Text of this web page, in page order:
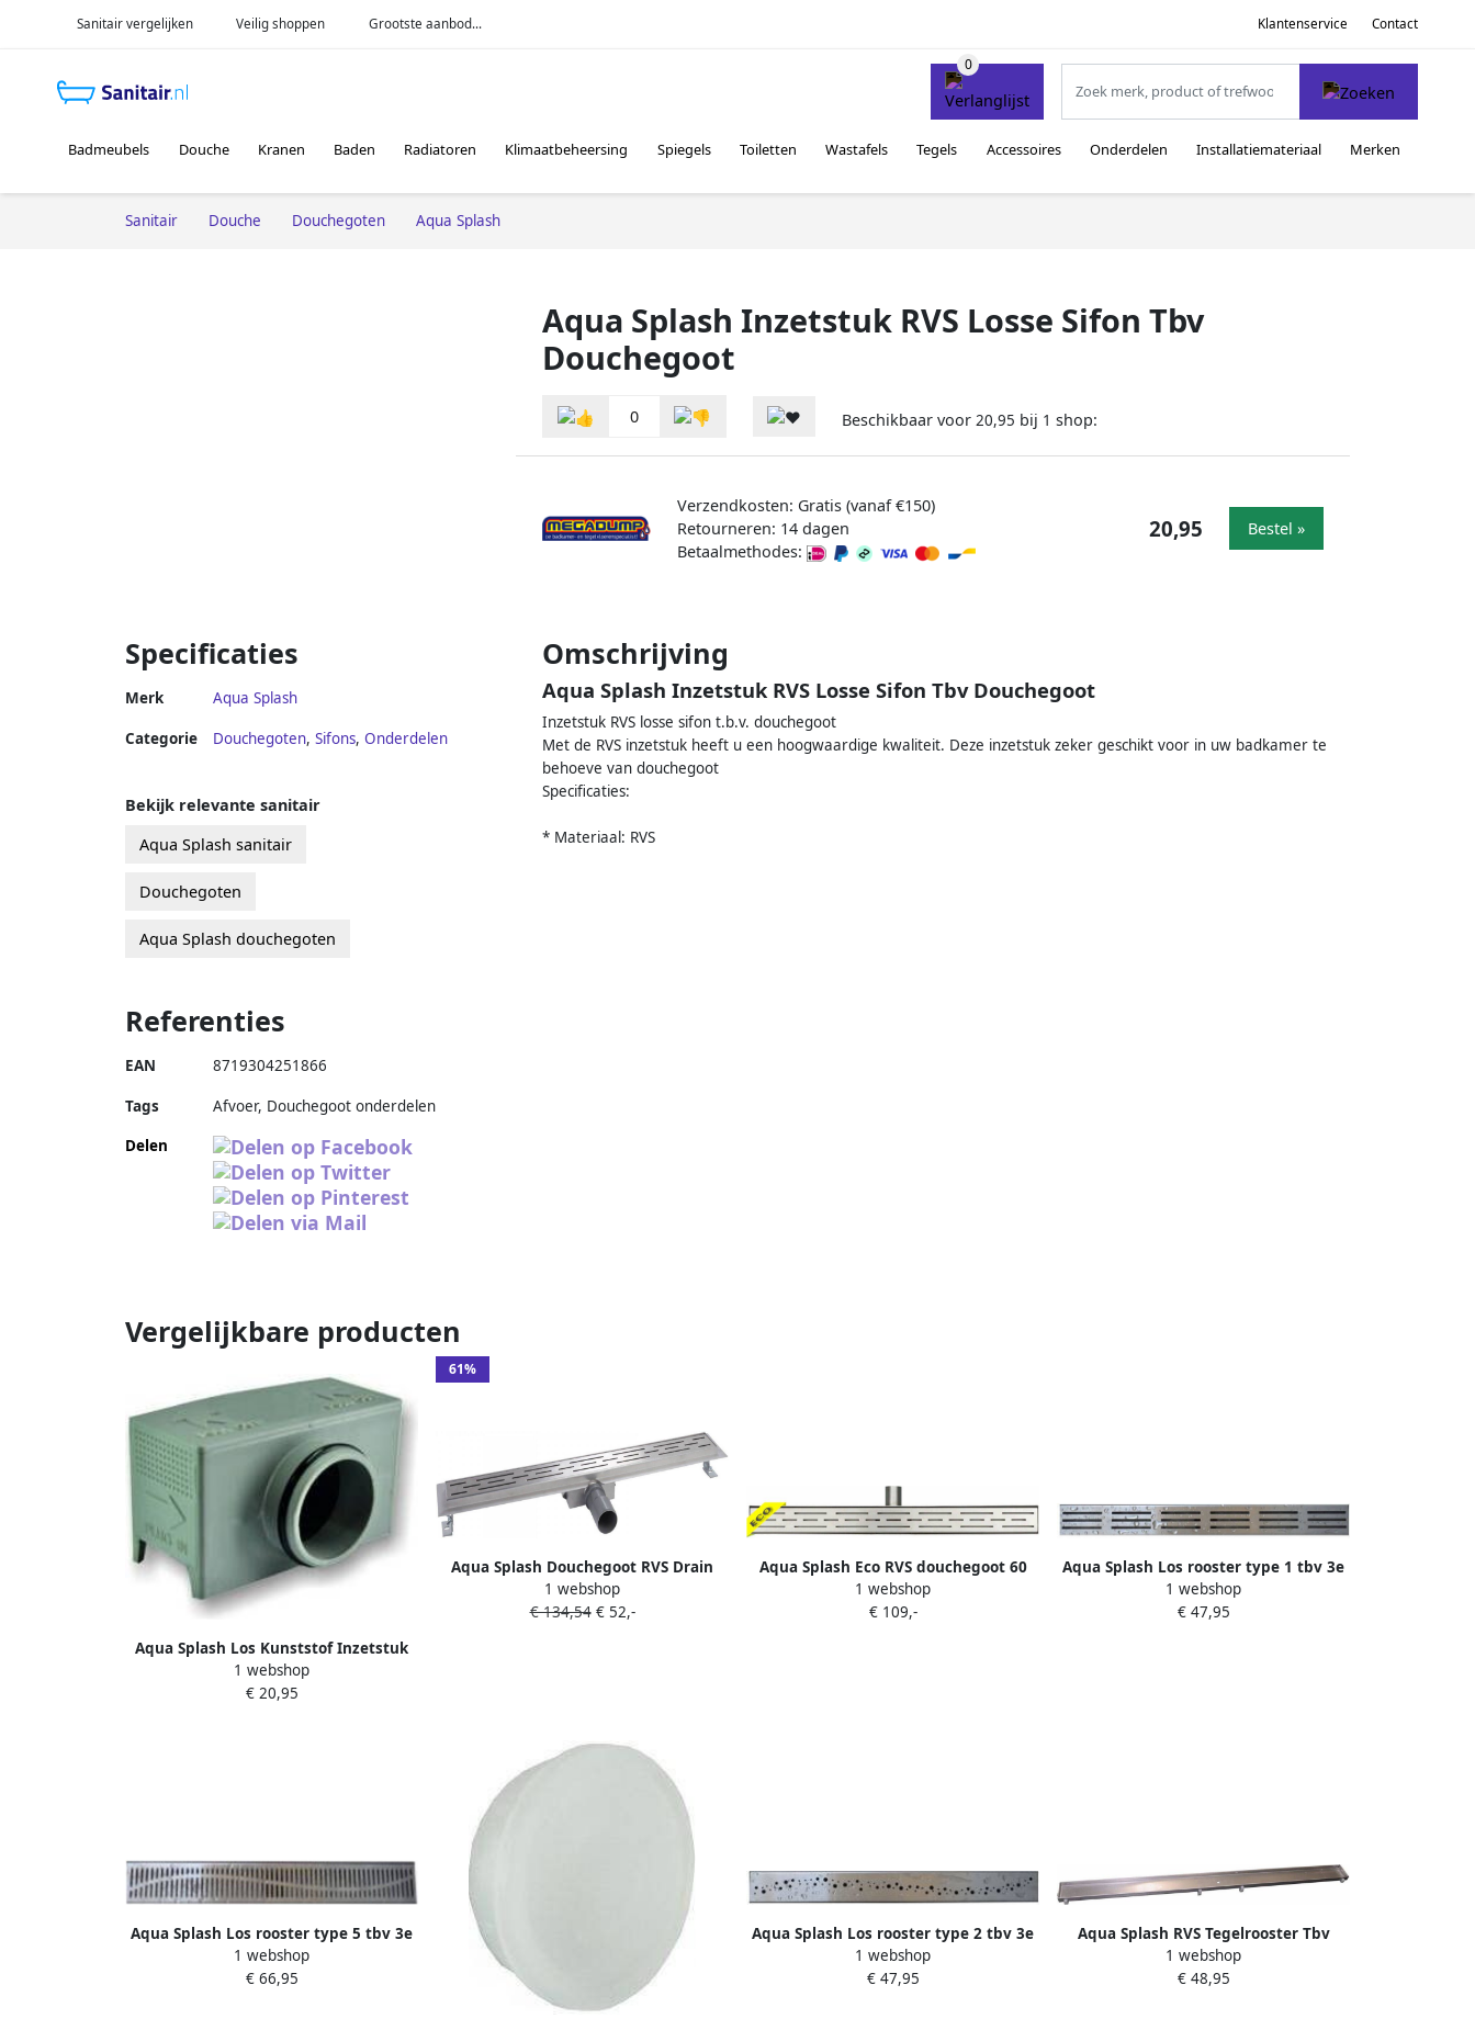
Sanitair vergelijken Veilig shoppen Grootste aanbod... Klantenservice Contact
Badmeubels Douche Kranen Baden Radiatoren Klimaatbeheersing Spiegels Toiletten Wastafels Tegels Accessoires Onderdelen Installatiemateriaal Merken
Sanitair Douche Douchegoten Aqua Splash
Aqua Splash Inzetstuk RVS Losse Sifon Tbv
Douchegoot
0 Beschikbaar voor 20,95 bij 1 shop:
Verzendkosten: Gratis (vanaf €150)
Retourneren: 14 dagen
Betaalmethodes:
20,95 Bestel »
Specificaties
Merk Aqua Splash
Categorie Douchegoten, Sifons, Onderdelen
Omschrijving
Aqua Splash Inzetstuk RVS Losse Sifon Tbv Douchegoot
Inzetstuk RVS losse sifon t.b.v. douchegoot
Met de RVS inzetstuk heeft u een hoogwaardige kwaliteit. Deze inzetstuk zeker geschikt voor in uw badkamer te
behoeve van douchegoot
Specificaties:
* Materiaal: RVS
Bekijk relevante sanitair
Aqua Splash sanitair
Douchegoten
Aqua Splash douchegoten
Referenties
EAN 8719304251866
Tags
Afvoer, Douchegoot onderdelen
Delen
Vergelijkbare producten
Aqua Splash Los Kunststof Inzetstuk
Sifon 3E Generatie Douchegoot
1 webshop
€ 20,95
61%
Aqua Splash Douchegoot RVS Drain
met los sifon en DESIGN rooster 7 cm
breed Douchegoot 20 cm
1 webshop
€ 134,54€ 52,-
Aqua Splash Eco RVS douchegoot 60
cm
1 webshop
€ 109,-
Aqua Splash Los rooster type 1 tbv 3e
gen douchegoot 50 cm
1 webshop
€ 47,95
Aqua Splash Los rooster type 5 tbv 3e
gen douchegoot 50 cm
1 webshop
€ 66,95
Aqua Splash Los rooster type 2 tbv 3e
gen douchegoot 50 cm
1 webshop
€ 47,95
Aqua Splash RVS Tegelrooster Tbv
Douchegoot 90X7
1 webshop
€ 48,95